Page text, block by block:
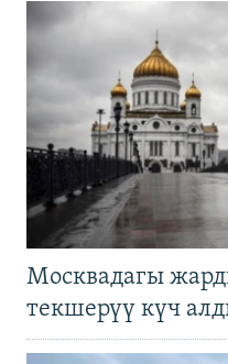
Москвадагы
текшерүү күч